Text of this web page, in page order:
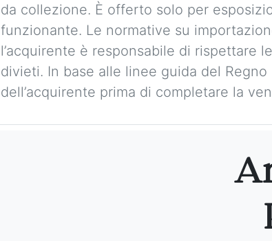
da collezione. È offerto solo per
funzionante. Le normative su
l’acquirente è responsabile di rispettare
divieti. In base alle linee guida del
dell’acquirente prima di completare la